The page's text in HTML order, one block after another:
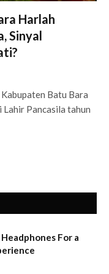
Harlah
Sinyal
Batu Bara
Pancasila tahun
For a